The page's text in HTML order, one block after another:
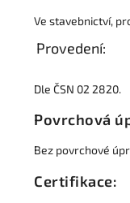
Ve stavebnictví,
Provedení:
Dle ČSN 02 2820.
Povrchová
Bez povrchové
Certifikace: